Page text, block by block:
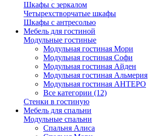
Шкафы с зеркалом
Четырехстворчатые шкафы
Шкафы с антресолью
Мебель для гостиной
Модульные гостиные
Модульная гостиная Мори
Модульная гостиная Софи
Модульная гостиная Айден
Модульная гостиная Альмерия
Модульная гостиная АНТЕРО
Все категории (12)
Стенки в гостиную
Мебель для спальни
Модульные спальни
Спальня Алиса